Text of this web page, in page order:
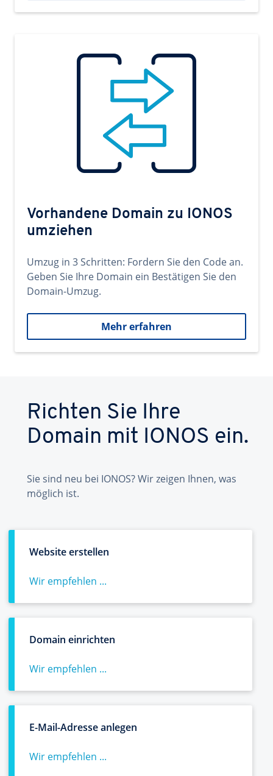
Vorhandene Domain zu IONOS
umziehen
Umzug in 3 Schritten: Fordern Sie den Code an.
Geben Sie Ihre Domain ein Bestätigen Sie den
Domain-Umzug.
Mehr erfahren
Richten Sie Ihre
Domain mit IONOS ein.
Sie sind neu bei IONOS? Wir zeigen Ihnen, was
möglich ist.
Website erstellen
Wir empfehlen ...
Domain einrichten
Wir empfehlen ...
E-Mail-Adresse anlegen
Wir empfehlen ...